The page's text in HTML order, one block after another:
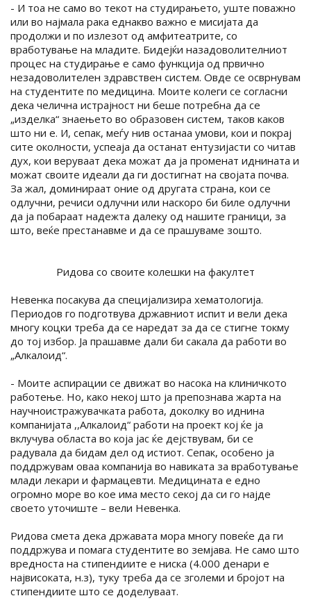
- И тоа не само во текот на студирањето, уште поважно
или во најмала рака еднакво важно е мисијата да
продолжи и по излезот од амфитеатрите, со
вработување на младите. Бидејќи назадоволителниот
процес на студирање е само функција од првично
незадоволителен здравствен систем. Овде се осврнувам
на студентите по медицина. Моите колеги се согласни
дека челична истрајност ни беше потребна да се
„изделка“ знаењето во образовен систем, таков каков
што ни е. И, сепак, меѓу нив останаа умови, кои и покрај
сите околности, успеаја да останат ентузијасти со читав
дух, кои веруваат дека можат да ја променат иднината и
можат своите идеали да ги достигнат на својата почва.
За жал, доминираат оние од другата страна, кои се
одлучни, речиси одлучни или наскоро би биле одлучни
да ја побараат надежта далеку од нашите граници, за
што, веќе престанавме и да се прашуваме зошто.
Ридова со своите колешки на факултет
Невенка посакува да специјализира хематологија.
Периодов го подготвува државниот испит и вели дека
многу коцки треба да се наредат за да се стигне токму
до тој избор. Ја прашавме дали би сакала да работи во
„Алкалоид“.
- Моите аспирации се движат во насока на клиничкото
работење. Но, како некој што ја препознава жарта на
научноистражувачката работа, доколку во иднина
компанијата ,,Алкалоид“ работи на проект кој ќе ја
вклучува областа во која јас ќе дејствувам, би се
радувала да бидам дел од истиот. Сепак, особено ја
поддржувам оваа компанија во навиката за вработување
млади лекари и фармацевти. Медицината е едно
огромно море во кое има место секој да си го најде
своето уточиште – вели Невенка.
Ридова смета дека државата мора многу повеќе да ги
поддржува и помага студентите во земјава. Не само што
вредноста на стипендиите е ниска (4.000 денари е
највисоката, н.з), туку треба да се зголеми и бројот на
стипендиите што се доделуваат.